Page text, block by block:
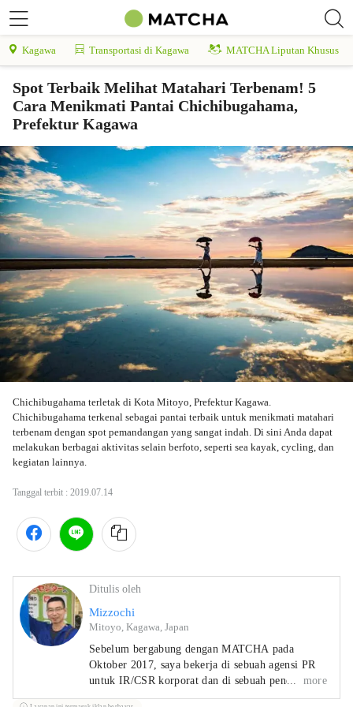
Kagawa Transportasi di Kagawa MATCHA Liputan Khusus
Spot Terbaik Melihat Matahari Terbenam! 5
Cara Menikmati Pantai Chichibugahama,
Prefektur Kagawa
Chichibugahama terletak di Kota Mitoyo, Prefektur Kagawa.
Chichibugahama terkenal sebagai pantai terbaik untuk menikmati matahari
terbenam dengan spot pemandangan yang sangat indah. Di sini Anda dapat
melakukan berbagai aktivitas selain berfoto, seperti sea kayak, cycling, dan
kegiatan lainnya.
Tanggal terbit : 2019.07.14
Ditulis oleh
Mizzochi
Mitoyo, Kagawa, Japan
Sebelum bergabung dengan MATCHA pada
Oktober 2017, saya bekerja di sebuah agensi PR
untuk IR/CSR korporat dan di sebuah penerbit
yang menerbitkan majalah yang berfokus pada
more